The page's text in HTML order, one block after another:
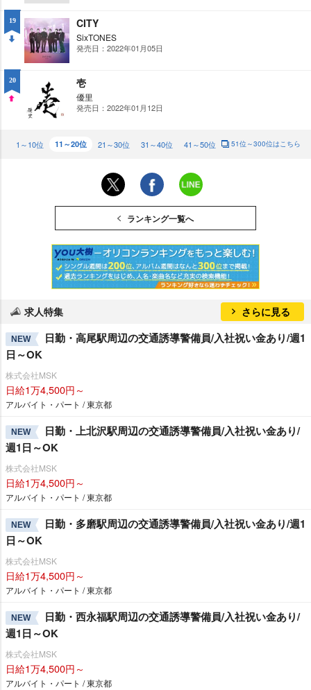
19
WN
CITY
SixTONES
発売日：2022年01月05日
20 壱
優里
発売日：2022年01月12日
1～10位 11～20位 21～30位 31～40位 41～50位 51位～300位はこちら
ランキング一覧へ
求人特集 さらに見る
NEW
日勤・高尾駅周辺の交通誘導警備員/入社祝い金あり/週1
日～OK
株式会社MSK
日給1万4,500円～
アルバイト・パート / 東京都
NEW
日勤・上北沢駅周辺の交通誘導警備員/入社祝い金あり/
週1日～OK
株式会社MSK
日給1万4,500円～
アルバイト・パート / 東京都
NEW
日勤・多磨駅周辺の交通誘導警備員/入社祝い金あり/週1
日～OK
株式会社MSK
日給1万4,500円～
アルバイト・パート / 東京都
NEW
日勤・西永福駅周辺の交通誘導警備員/入社祝い金あり/
週1日～OK
株式会社MSK
日給1万4,500円～
アルバイト・パート / 東京都